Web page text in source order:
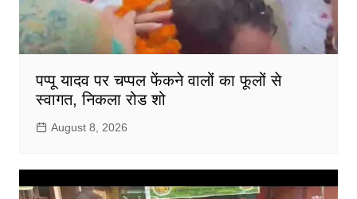
पप्पू यादव पर चप्पल फेंकने वालों का फूलों से
स्वागत, निकला रोड शो
August 8, 2026